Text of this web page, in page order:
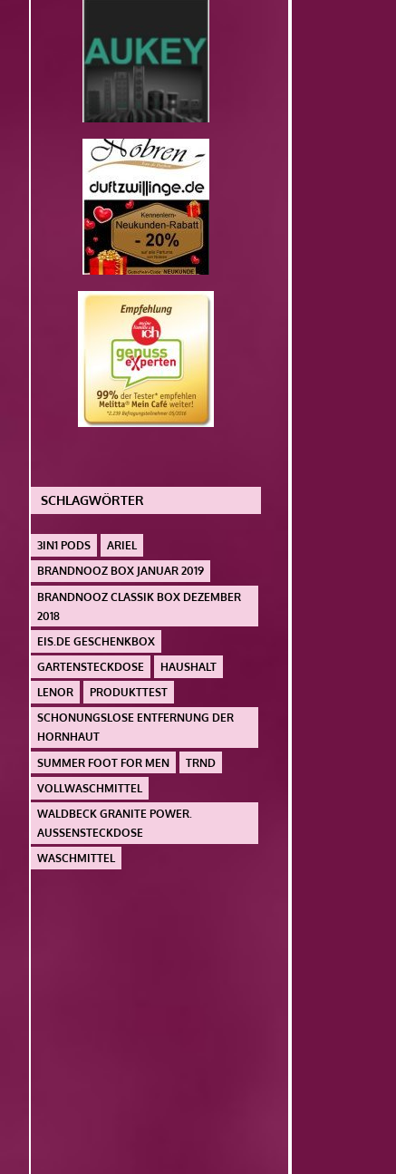
SCHLAGWÖRTER
3IN1 PODS
ARIEL
BRANDNOOZ BOX JANUAR 2019
BRANDNOOZ CLASSIK BOX DEZEMBER
2018
EIS.DE GESCHENKBOX
GARTENSTECKDOSE
HAUSHALT
LENOR
PRODUKTTEST
SCHONUNGSLOSE ENTFERNUNG DER
HORNHAUT
SUMMER FOOT FOR MEN
TRND
VOLLWASCHMITTEL
WALDBECK GRANITE POWER.
AUSSENSTECKDOSE
WASCHMITTEL